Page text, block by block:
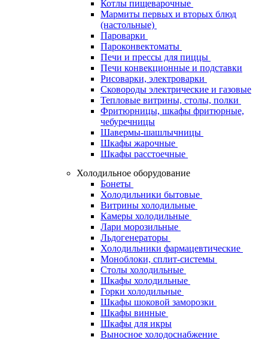
Котлы пищеварочные
Мармиты первых и вторых блюд
(настольные)
Пароварки
Пароконвектоматы
Печи и прессы для пиццы
Печи конвекционные и подставки
Рисоварки, электроварки
Сковороды электрические и газовые
Тепловые витрины, столы, полки
Фритюрницы, шкафы фритюрные,
чебуречницы
Шавермы-шашлычницы
Шкафы жарочные
Шкафы расстоечные
Холодильное оборудование
Бонеты
Холодильники бытовые
Витрины холодильные
Камеры холодильные
Лари морозильные
Льдогенераторы
Холодильники фармацевтические
Моноблоки, сплит-системы
Столы холодильные
Шкафы холодильные
Горки холодильные
Шкафы шоковой заморозки
Шкафы винные
Шкафы для икры
Выносное холодоснабжение